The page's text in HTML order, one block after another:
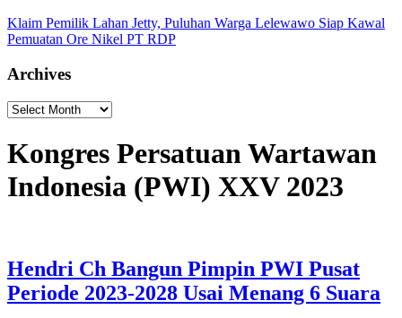
Klaim Pemilik Lahan Jetty, Puluhan Warga Lelewawo Siap Kawal
Pemuatan Ore Nikel PT RDP
Archives
Archives
Kongres Persatuan Wartawan
Indonesia (PWI) XXV 2023
Hendri Ch Bangun Pimpin PWI Pusat
Periode 2023-2028 Usai Menang 6 Suara